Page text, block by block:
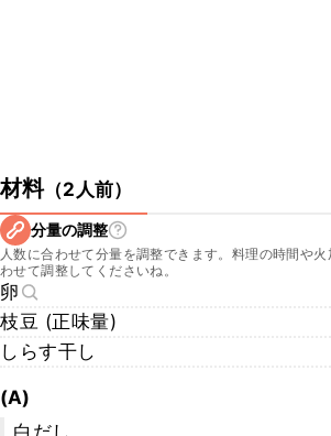
材料（2人前）
分量の調整
人数に合わせて分量を調整できます。料理の時間や
わせて調整してくださいね。
卵
枝豆 (正味量)
しらす干し
(A)
白だし